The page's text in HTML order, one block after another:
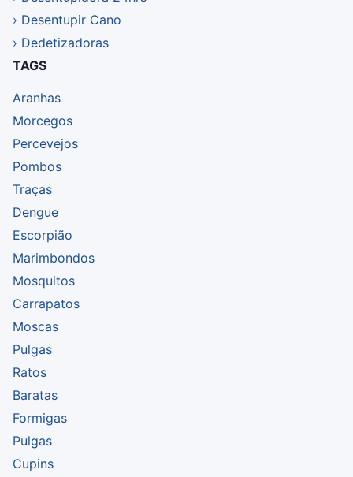
Desentupir Cano
Dedetizadoras
TAGS
Aranhas
Morcegos
Percevejos
Pombos
Traças
Dengue
Escorpião
Marimbondos
Mosquitos
Carrapatos
Moscas
Pulgas
Ratos
Baratas
Formigas
Pulgas
Cupins